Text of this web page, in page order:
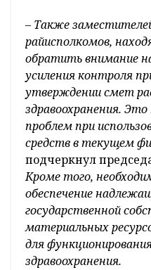
– Также
райисполкомов,
обратить внимание
усиления контроля
утверждении смет
здравоохранения.
проблем при
средств в текущем
подчеркнул
Кроме того,
обеспечение
государственной
материальных
для
здравоохранения.